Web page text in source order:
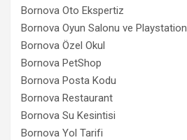
Bornova Oto Ekspertiz
Bornova Oyun Salonu ve Playstation
Bornova Özel Okul
Bornova PetShop
Bornova Posta Kodu
Bornova Restaurant
Bornova Su Kesintisi
Bornova Yol Tarifi